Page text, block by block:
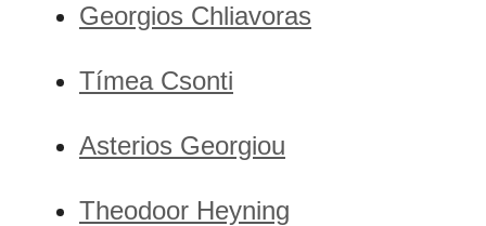
Georgios Chliavoras
Tímea Csonti
Asterios Georgiou
Theodoor Heyning